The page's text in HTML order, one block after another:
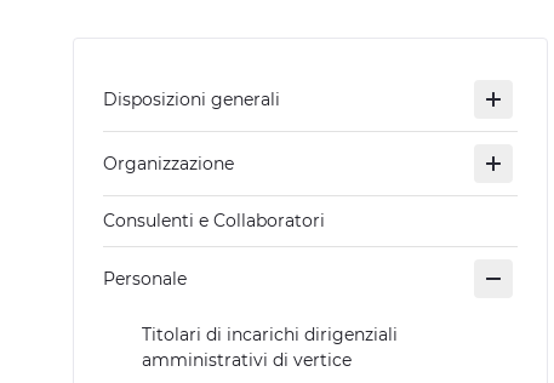
Disposizioni generali
Organizzazione
Consulenti e Collaboratori
Personale
Titolari di incarichi dirigenziali
amministrativi di vertice